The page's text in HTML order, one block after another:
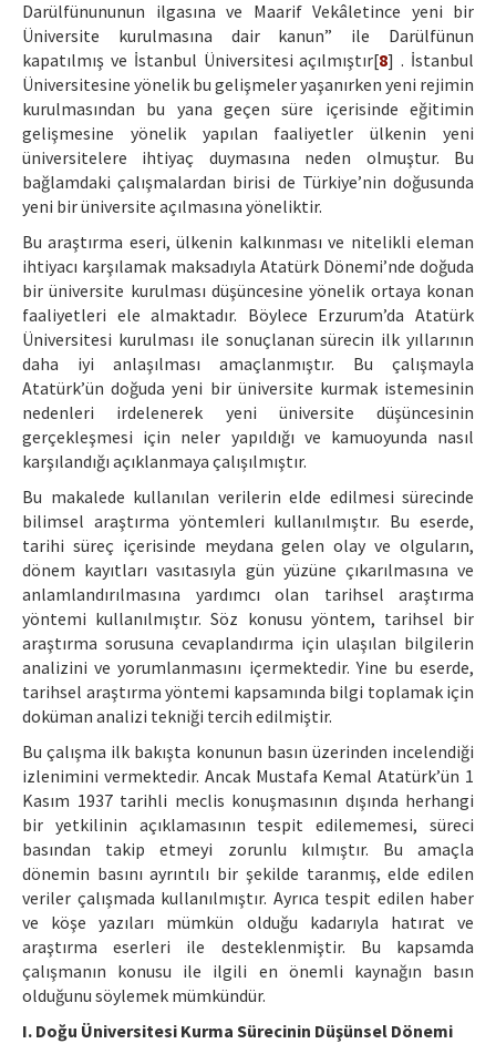
Darülfünununun ilgasına ve Maarif Vekâletince yeni bir
Üniversite kurulmasına dair kanun” ile Darülfünun
kapatılmış ve İstanbul Üniversitesi açılmıştır[8] . İstanbul
Üniversitesine yönelik bu gelişmeler yaşanırken yeni rejimin
kurulmasından bu yana geçen süre içerisinde eğitimin
gelişmesine yönelik yapılan faaliyetler ülkenin yeni
üniversitelere ihtiyaç duymasına neden olmuştur. Bu
bağlamdaki çalışmalardan birisi de Türkiye’nin doğusunda
yeni bir üniversite açılmasına yöneliktir.
Bu araştırma eseri, ülkenin kalkınması ve nitelikli eleman
ihtiyacı karşılamak maksadıyla Atatürk Dönemi’nde doğuda
bir üniversite kurulması düşüncesine yönelik ortaya konan
faaliyetleri ele almaktadır. Böylece Erzurum’da Atatürk
Üniversitesi kurulması ile sonuçlanan sürecin ilk yıllarının
daha iyi anlaşılması amaçlanmıştır. Bu çalışmayla
Atatürk’ün doğuda yeni bir üniversite kurmak istemesinin
nedenleri irdelenerek yeni üniversite düşüncesinin
gerçekleşmesi için neler yapıldığı ve kamuoyunda nasıl
karşılandığı açıklanmaya çalışılmıştır.
Bu makalede kullanılan verilerin elde edilmesi sürecinde
bilimsel araştırma yöntemleri kullanılmıştır. Bu eserde,
tarihi süreç içerisinde meydana gelen olay ve olguların,
dönem kayıtları vasıtasıyla gün yüzüne çıkarılmasına ve
anlamlandırılmasına yardımcı olan tarihsel araştırma
yöntemi kullanılmıştır. Söz konusu yöntem, tarihsel bir
araştırma sorusuna cevaplandırma için ulaşılan bilgilerin
analizini ve yorumlanmasını içermektedir. Yine bu eserde,
tarihsel araştırma yöntemi kapsamında bilgi toplamak için
doküman analizi tekniği tercih edilmiştir.
Bu çalışma ilk bakışta konunun basın üzerinden incelendiği
izlenimini vermektedir. Ancak Mustafa Kemal Atatürk’ün 1
Kasım 1937 tarihli meclis konuşmasının dışında herhangi
bir yetkilinin açıklamasının tespit edilememesi, süreci
basından takip etmeyi zorunlu kılmıştır. Bu amaçla
dönemin basını ayrıntılı bir şekilde taranmış, elde edilen
veriler çalışmada kullanılmıştır. Ayrıca tespit edilen haber
ve köşe yazıları mümkün olduğu kadarıyla hatırat ve
araştırma eserleri ile desteklenmiştir. Bu kapsamda
çalışmanın konusu ile ilgili en önemli kaynağın basın
olduğunu söylemek mümkündür.
I. Doğu Üniversitesi Kurma Sürecinin Düşünsel Dönemi